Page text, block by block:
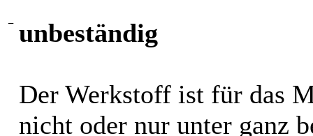
− unbeständig
Der Werkstoff ist für das
nicht oder nur unter ganz